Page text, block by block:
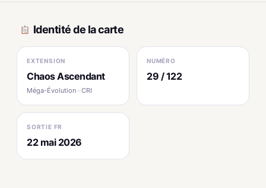
Identité de la carte
EXTENSION
Chaos Ascendant
Méga-Évolution · CRI
NUMÉRO
29 / 122
SORTIE FR
22 mai 2026